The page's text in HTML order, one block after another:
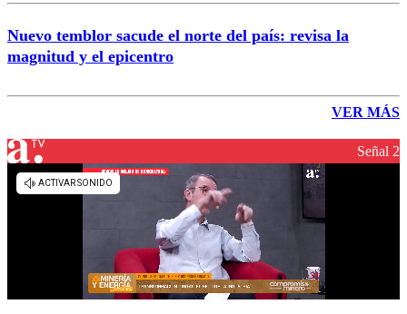
Nuevo temblor sacude el norte del país: revisa la
magnitud y el epicentro
VER MÁS
Señal 2